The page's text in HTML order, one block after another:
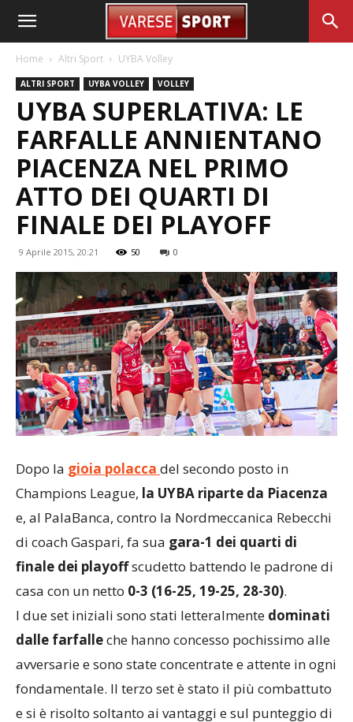
Home Altri Sport UYBA Volley
ALTRI SPORT UYBA VOLLEY VOLLEY
UYBA SUPERLATIVA: LE
FARFALLE ANNIENTANO
PIACENZA NEL PRIMO
ATTO DEI QUARTI DI
FINALE DEI PLAYOFF
9 Aprile 2015, 20:21 50 0
Dopo la gioia polacca del secondo posto in
Champions League, la UYBA riparte da Piacenza
e, al PalaBanca, contro la Nordmeccanica Rebecchi
di coach Gaspari, fa sua gara-1 dei quarti di
finale dei playoffscudetto battendo le padrone di
casa con un netto 0-3 (16-25, 19-25, 28-30).
I due set iniziali sono stati letteralmente dominati
dalle farfalleche hanno concesso pochissimo alle
avversarie e sono state concentrate e attente in ogni
fondamentale. Il terzo set è stato il più combattuto
e si è risolto soltanto ai vantaggi e sul punteggio di